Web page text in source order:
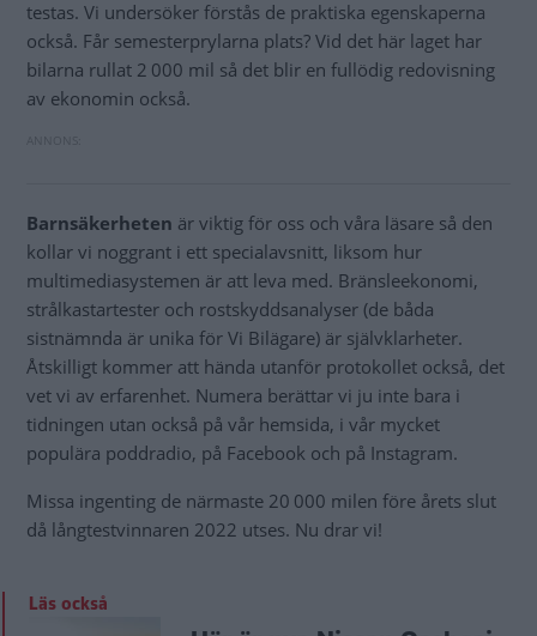
testas. Vi undersöker förstås de praktiska egenskaperna
också. Får semesterprylarna plats? Vid det här laget har
bilarna rullat 2 000 mil så det blir en fullödig redovisning
av ekonomin också.
Barnsäkerheten är viktig för oss och våra läsare så den
kollar vi noggrant i ett specialavsnitt, liksom hur
multimediasystemen är att leva med. Bränsleekonomi,
strålkastartester och rostskyddsanalyser (de båda
sistnämnda är unika för Vi Bilägare) är självklarheter.
Åtskilligt kommer att hända utanför protokollet också, det
vet vi av erfarenhet. Numera berättar vi ju inte bara i
tidningen utan också på vår hemsida, i vår mycket
populära poddradio, på Facebook och på Instagram.
Missa ingenting de närmaste 20 000 milen före årets slut
då långtestvinnaren 2022 utses. Nu drar vi!
Läs också